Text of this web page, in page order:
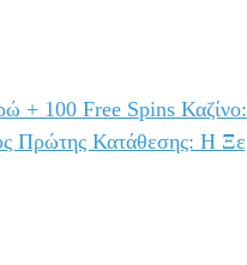
+ 100 Free Spins
Πρώτης Κατάθεσης: Η